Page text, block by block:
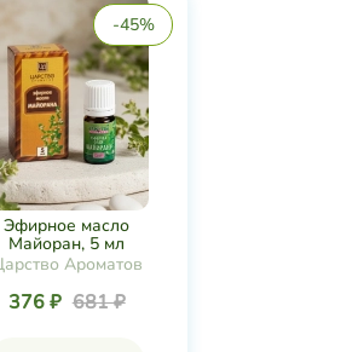
-45%
Эфирное масло
Майоран, 5 мл
Ароматов
376 ₽ 681 ₽